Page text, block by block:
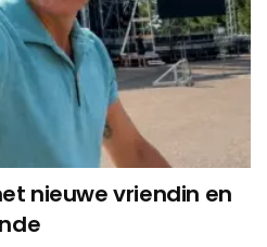
nieuwe vriendin en